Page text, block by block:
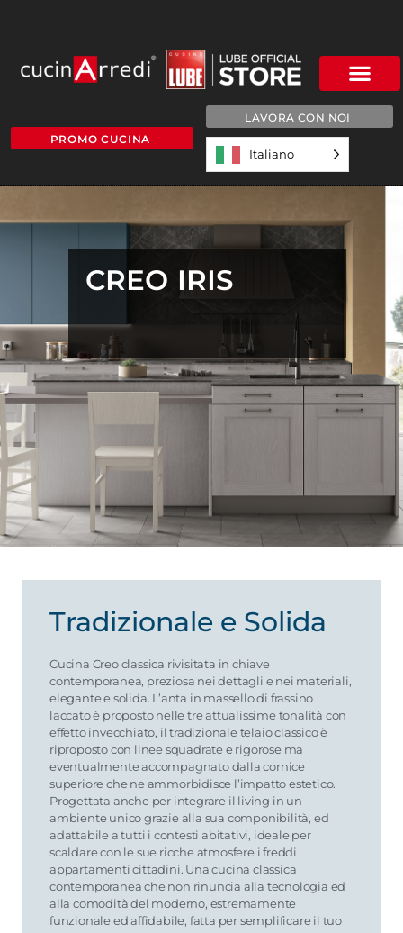
PROMO CUCINA
LAVORA CON NOI
Italiano
CREO IRIS
Tradizionale e Solida
Cucina Creo classica rivisitata in chiave
contemporanea, preziosa nei dettagli e nei materiali,
elegante e solida. L’anta in massello di frassino
laccato è proposto nelle tre attualissime tonalità con
effetto invecchiato, il tradizionale telaio classico è
riproposto con linee squadrate e rigorose ma
eventualmente accompagnato dalla cornice
superiore che ne ammorbidisce l’impatto estetico.
Progettata anche per integrare il living in un
ambiente unico grazie alla sua componibilità, ed
adattabile a tutti i contesti abitativi, ideale per
scaldare con le sue ricche atmosfere i freddi
appartamenti cittadini. Una cucina classica
contemporanea che non rinuncia alla tecnologia ed
alla comodità del moderno, estremamente
funzionale ed affidabile, fatta per semplificare il tuo